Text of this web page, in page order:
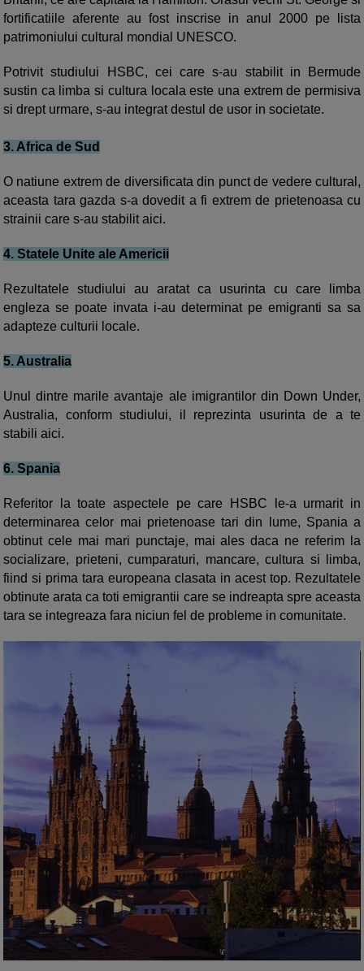
fortificatiile aferente au fost inscrise in anul 2000 pe lista
patrimoniului cultural mondial UNESCO.
Potrivit studiului HSBC, cei care s-au stabilit in Bermude
sustin ca limba si cultura locala este una extrem de permisiva
si drept urmare, s-au integrat destul de usor in societate.
3. Africa de Sud
O natiune extrem de diversificata din punct de vedere cultural ,
aceasta tara gazda s-a dovedit a fi extrem de prietenoasa cu
strainii care s-au stabilit aici.
4. Statele Unite ale Americii
Rezultatele studiului au aratat ca usurinta cu care limba
engleza se poate invata i-au determinat pe emigranti sa sa
adapteze culturii locale.
5. Australia
Unul dintre marile avantaje ale imigrantilor din Down Under,
Australia, conform studiului, il reprezinta usurinta de a te
stabili aici.
6. Spania
Referitor la toate aspectele pe care HSBC le-a urmarit in
determinarea celor mai prietenoase tari din lume, Spania a
obtinut cele mai mari punctaje, mai ales daca ne referim la
socializare, prieteni, cumparaturi, mancare, cultura si limba,
fiind si prima tara europeana clasata in acest top. Rezultatele
obtinute arata ca toti emigrantii care se indreapta spre aceasta
tara se integreaza fara niciun fel de probleme in comunitate.